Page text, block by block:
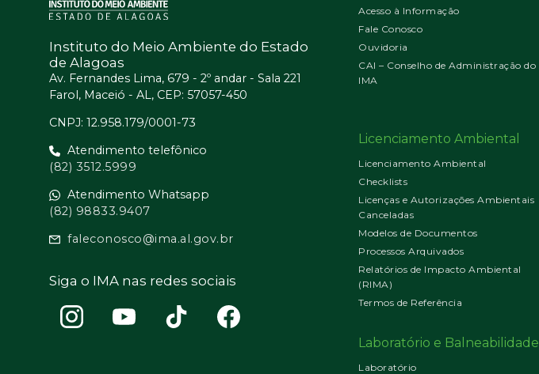
Instituto do Meio Ambiente do Estado
de Alagoas
Av. Fernandes Lima, 679 - 2º andar - Sala 221
Farol, Maceió - AL, CEP: 57057-450
CNPJ: 12.958.179/0001-73
Atendimento telefônico
(82) 3512.5999
Atendimento Whatsapp
(82) 98833.9407
faleconosco@ima.al.gov.br
Siga o IMA nas redes sociais
Acesso à Informação
Fale Conosco
Ouvidoria
CAI – Conselho de Administração do
IMA
Licenciamento Ambiental
Licenciamento Ambiental
Checklists
Licenças e Autorizações Ambientais
Canceladas
Modelos de Documentos
Processos Arquivados
Relatórios de Impacto Ambiental
(RIMA)
Termos de Referência
Laboratório e Balneabilidade
Laboratório